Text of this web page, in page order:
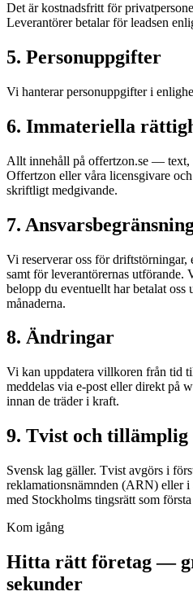
Det är kostnadsfritt för
Leverantörer betalar för leadsen
5. Personuppgifter
Vi hanterar personuppgifter i
6. Immateriella
Allt innehåll på offertzon.se —
Offertzon eller våra licensgivare
skriftligt medgivande.
7.
Vi reserverar oss för
samt för leverantörernas utförande.
belopp du eventuellt har betalat oss
månaderna.
8. Ändringar
Vi kan uppdatera villkoren från tid
meddelas via e-post eller direkt på
innan de träder i kraft.
9. Tvist och tillämplig
Svensk lag gäller. Tvist avgörs i
reklamationsnämnden (ARN) eller i
med Stockholms tingsrätt som första
Kom igång
Hitta rätt företag —
sekunder